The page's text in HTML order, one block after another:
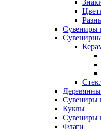
Сувениры
Сувениры
Куклы
Сувениры
Флаги